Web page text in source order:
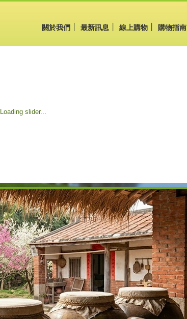
關於我們 最新訊息 線上購物 購物指南
Loading slider...